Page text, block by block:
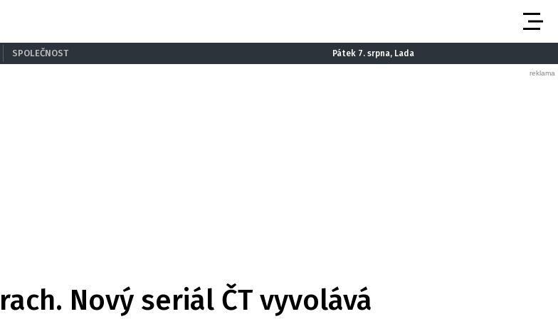
SPOLEČNOST Pátek 7. srpna, Lada
Nový seriál ČT vyvolává